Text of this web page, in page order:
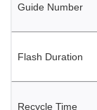
Guide Number
Flash Duration
Recycle Time